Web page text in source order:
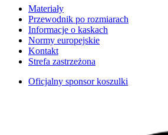
Materiały
Przewodnik po rozmiarach
Informacje o kaskach
Normy europejskie
Kontakt
Strefa zastrzeżona
Oficjalny sponsor koszulki